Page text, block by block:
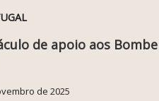
de apoio aos
de 2025